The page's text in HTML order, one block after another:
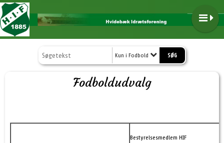
Kun i Fodbold
Fodboldudvalg
Bestyrelsesmedlem HIF